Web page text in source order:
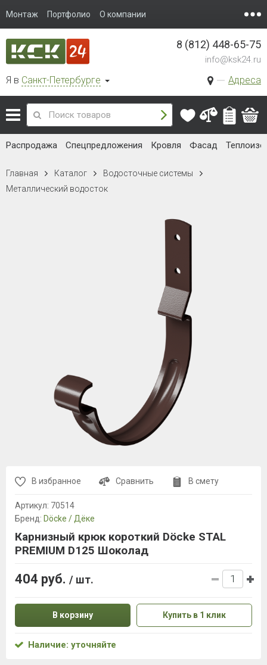
Монтаж Портфолио О компании
Я в Санкт-Петербурге Адреса
8 (812) 448-65-75
info@ksk24.ru
Распродажа Спецпредложения Кровля Фасад
Главная Каталог
Водосточные системы
Металлический водосток
В избранное Сравнить В смету
Артикул: 70514
Бренд: Döcke / Дёке
Карнизный крюк короткий Döcke STAL
PREMIUM D125 Шоколад
404 руб. / шт.
В корзину Купить в 1 клик
Наличие: уточняйте